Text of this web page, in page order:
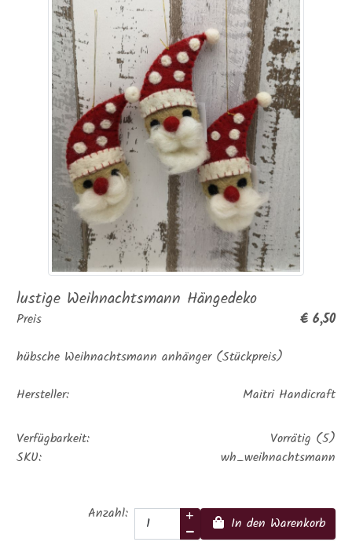
lustige Weihnachtsmann Hängedeko
Preis € 6,50
hübsche Weihnachtsmann anhänger (Stückpreis)
Hersteller:
Maitri Handicraft
Verfügbarkeit:
Vorrätig (5)
SKU:
wh_weihnachtsmann
Anzahl:
In den Warenkorb